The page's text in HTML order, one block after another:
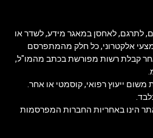
לתרגם, לאחסן במאגר מידע, לשדר או
אלקטרוני, כל חלק מהמתפרסם
קבלת רשות מפורשת בכתב מהמו"ל,
ייעוץ רפואי, קוסמטי או אחר.
הינו באחריות החברות המפרסמות